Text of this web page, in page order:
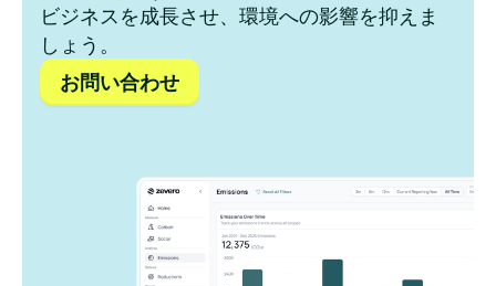
ビジネスを成長させ、環境への影響を抑えま
しょう。
お問い合わせ